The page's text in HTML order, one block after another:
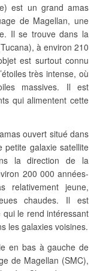
est un grand amas
de Magellan, une
Il se trouve dans la
à environ 210
est surtout connu
très intense, où
massives. Il est
qui alimentent cette
ouvert situé dans
petite galaxie satellite
la direction de la
200 000 années-
relativement jeune,
chaudes. Il est
qui le rend intéressant
les galaxies voisines.
en bas à gauche de
de Magellan (SMC),